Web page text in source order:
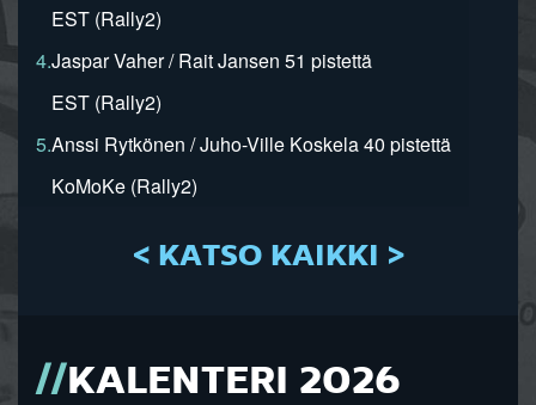
EST (Rally2)
4.Jaspar Vaher / Rait Jansen 51 pistettä
EST (Rally2)
5.Anssi Rytkönen / Juho-Ville Koskela 40 pistettä
KoMoKe (Rally2)
< KATSO KAIKKI >
KALENTERI 2026